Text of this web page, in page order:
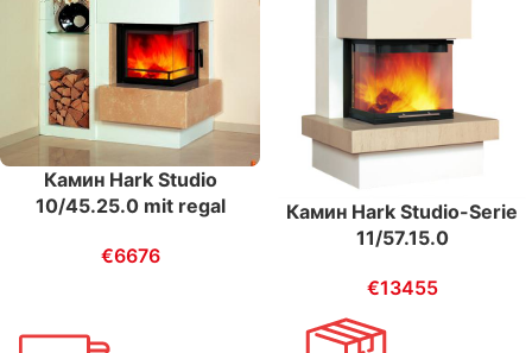
Камин Hark Studio
10/45.25.0 mit regal
€6676
Камин Hark Studio-Serie
11/57.15.0
€13455